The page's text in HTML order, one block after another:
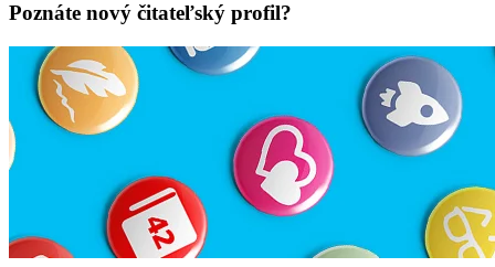
Poznáte nový čitateľský profil?